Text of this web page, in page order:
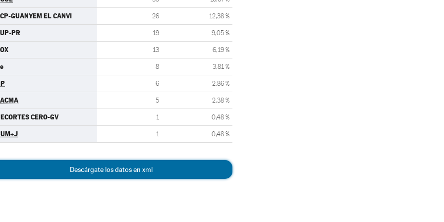
GUANYEM EL CANVI 26 12,38 %
PR 19 9,05 %
13 6,19 %
8 3,81 %
6 2,86 %
5 2,38 %
CERO-GV 1 0,48 %
1 0,48 %
Descárgate los datos en xml